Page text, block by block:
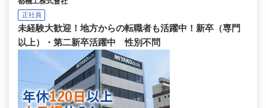
正社員
未経験大歓迎！地方からの転職者も活躍中！新卒（専門
以上）・第二新卒活躍中 性別不問